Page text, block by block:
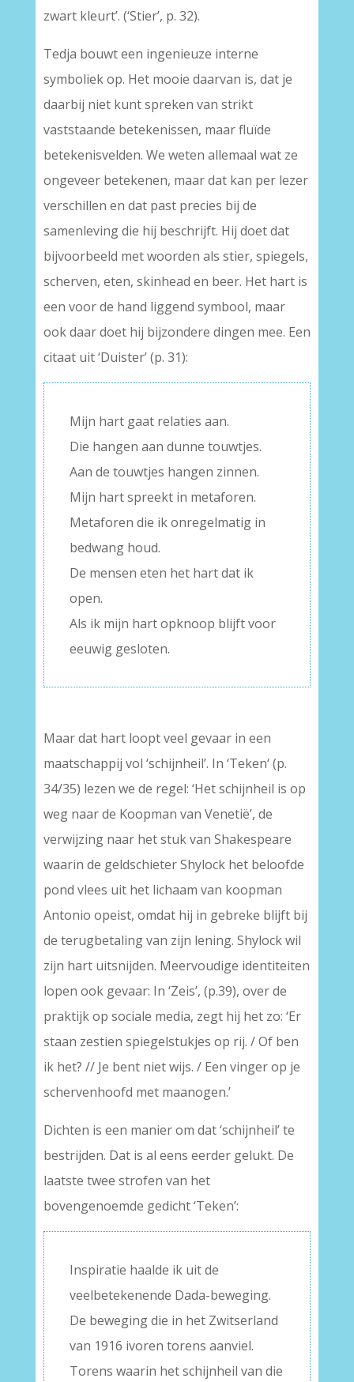
zwart kleurt’. (‘Stier’, p. 32).
Tedja bouwt een ingenieuze interne
symboliek op. Het mooie daarvan is, dat je
daarbij niet kunt spreken van strikt
vaststaande betekenissen, maar fluïde
betekenisvelden. We weten allemaal wat ze
ongeveer betekenen, maar dat kan per lezer
verschillen en dat past precies bij de
samenleving die hij beschrijft. Hij doet dat
bijvoorbeeld met woorden als stier, spiegels,
scherven, eten, skinhead en beer. Het hart is
een voor de hand liggend symbool, maar
ook daar doet hij bijzondere dingen mee. Een
citaat uit ‘Duister’ (p. 31):
Mijn hart gaat relaties aan.
Die hangen aan dunne touwtjes.
Aan de touwtjes hangen zinnen.
Mijn hart spreekt in metaforen.
Metaforen die ik onregelmatig in
bedwang houd.
De mensen eten het hart dat ik
open.
Als ik mijn hart opknoop blijft voor
eeuwig gesloten.
Maar dat hart loopt veel gevaar in een
maatschappij vol ‘schijnheil’. In ‘Teken‘ (p.
34/35) lezen we de regel: ‘Het schijnheil is op
weg naar de Koopman van Venetië’, de
verwijzing naar het stuk van Shakespeare
waarin de geldschieter Shylock het beloofde
pond vlees uit het lichaam van koopman
Antonio opeist, omdat hij in gebreke blijft bij
de terugbetaling van zijn lening. Shylock wil
zijn hart uitsnijden. Meervoudige identiteiten
lopen ook gevaar: In ‘Zeis’, (p.39), over de
praktijk op sociale media, zegt hij het zo: ‘Er
staan zestien spiegelstukjes op rij. / Of ben
ik het? // Je bent niet wijs. / Een vinger op je
schervenhoofd met maanogen.’
Dichten is een manier om dat ‘schijnheil’ te
bestrijden. Dat is al eens eerder gelukt. De
laatste twee strofen van het
bovengenoemde gedicht ‘Teken’:
Inspiratie haalde ik uit de
veelbetekenende Dada-beweging.
De beweging die in het Zwitserland
van 1916 ivoren torens aanviel.
Torens waarin het schijnheil van die